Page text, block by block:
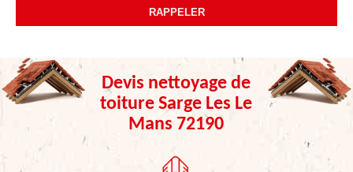
Devis nettoyage de
toiture Sarge Les Le
Mans 72190